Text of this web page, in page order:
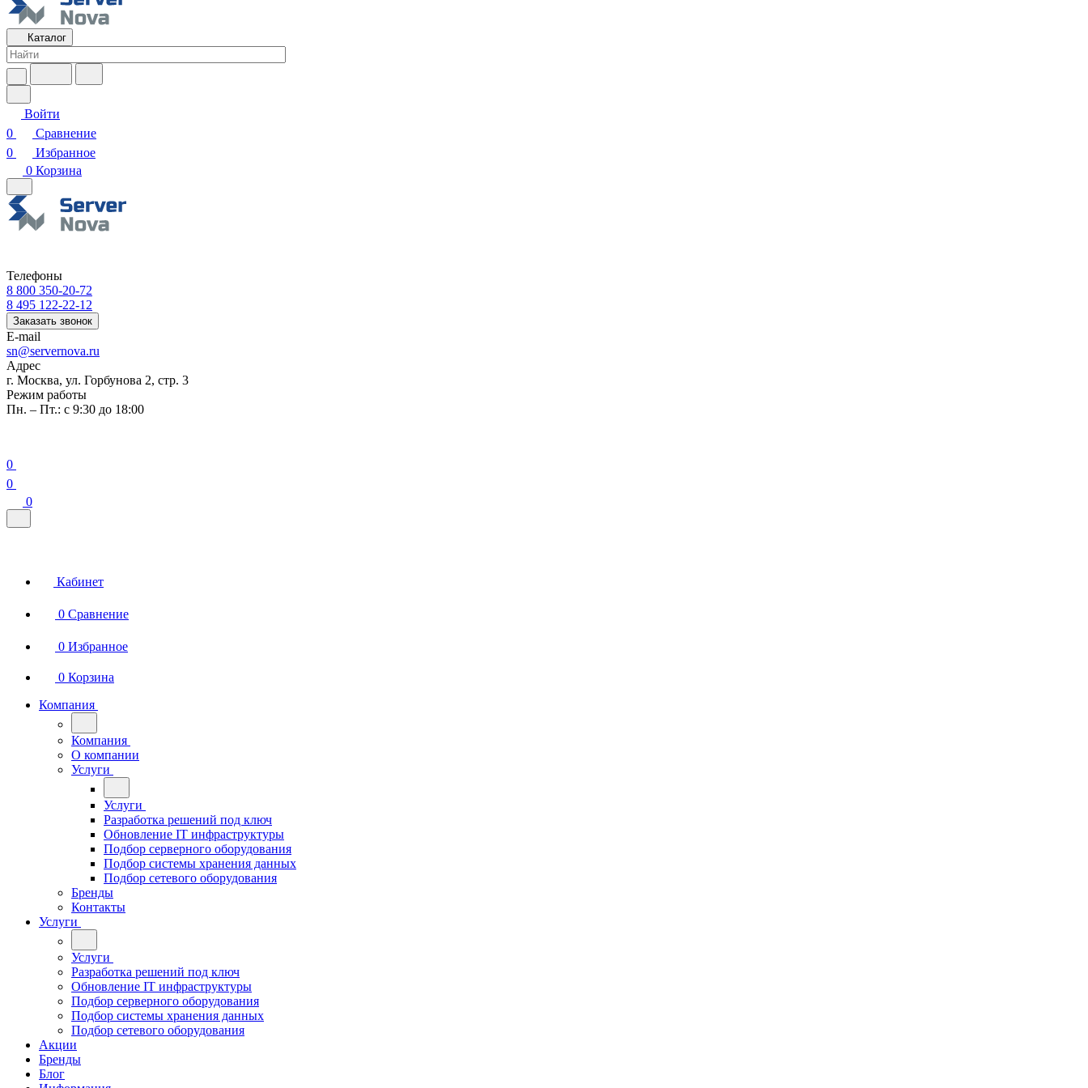
Каталог
Войти
0
Сравнение
0
Избранное
0 Корзина
Телефоны
8 800 350-20-72
8 495 122-22-12
Заказать звонок
E-mail
sn@servernova.ru
Адрес
г. Москва, ул. Горбунова 2, стр. 3
Режим работы
Пн. – Пт.: с 9:30 до 18:00
0
0
0
Кабинет
0 Сравнение
0 Избранное
0 Корзина
Компания
Компания
О компании
Услуги
Услуги
Разработка решений под ключ
Обновление IT инфраструктуры
Подбор серверного оборудования
Подбор системы хранения данных
Подбор сетевого оборудования
Бренды
Контакты
Услуги
Услуги
Разработка решений под ключ
Обновление IT инфраструктуры
Подбор серверного оборудования
Подбор системы хранения данных
Подбор сетевого оборудования
Акции
Бренды
Блог